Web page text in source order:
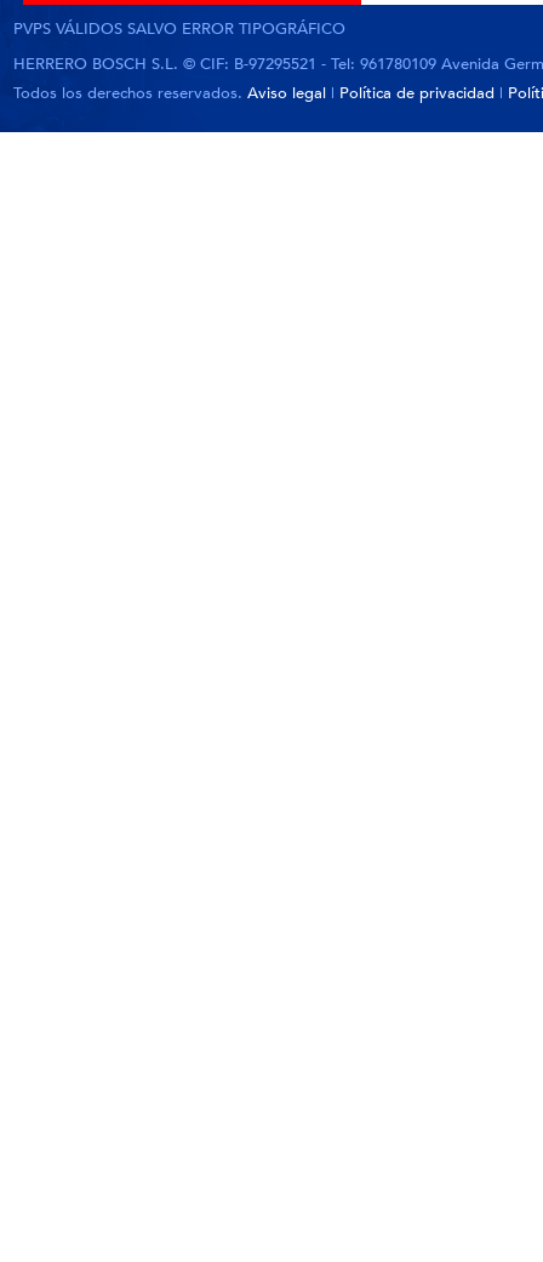
PVPS VÁLIDOS SALVO ERROR TIPOGRÁFICO
HERRERO BOSCH S.L. © CIF: B-97295521 - Tel: 961780109 Avenida
Todos los derechos reservados. Aviso legal | Política de privacidad |